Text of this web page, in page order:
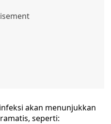
akan menunjukkan
seperti: